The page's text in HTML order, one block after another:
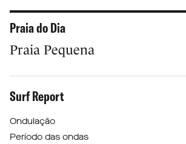
Praia do Dia
Praia Pequena
Surf Report
Ondulação
Período das ondas